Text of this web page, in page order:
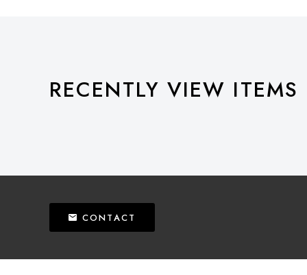
RECENTLY VIEW ITEMS
CONTACT